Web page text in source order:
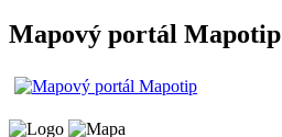
Mapový portál Mapotip